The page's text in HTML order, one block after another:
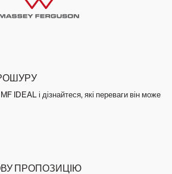
IDEAL і дізнайтеся, які переваги він може
ПРОПОЗИЦІЮ